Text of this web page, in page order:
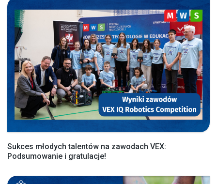
Sukces młodych talentów na zawodach VEX:
Podsumowanie i gratulacje!